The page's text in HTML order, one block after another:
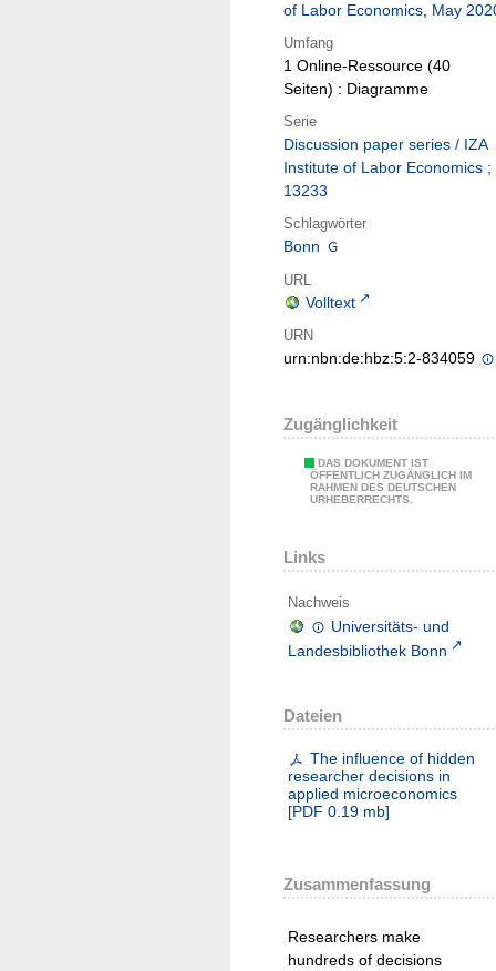
of Labor Economics, May
Umfang
1 Online-Ressource (40
Seiten) : Diagramme
Serie
Discussion paper series / IZA
Institute of Labor Economics ;
13233
Schlagwörter
Bonn
URL
Volltext
URN
urn:nbn:de:hbz:5:2-834059
Zugänglichkeit
DAS DOKUMENT IST
ÖFFENTLICH ZUGÄNGLICH IM
RAHMEN DES DEUTSCHEN
URHEBERRECHTS.
Links
Nachweis
Universitäts- und
Landesbibliothek Bonn
Dateien
The influence of hidden
researcher decisions in
applied microeconomics
[PDF 0.19 mb]
Zusammenfassung
Researchers make
hundreds of decisions